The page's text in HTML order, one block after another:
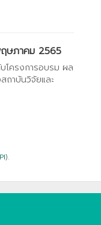
ษภาคม 2565
โครงการอบรม ผล
ถาบันวิจัยและ
).